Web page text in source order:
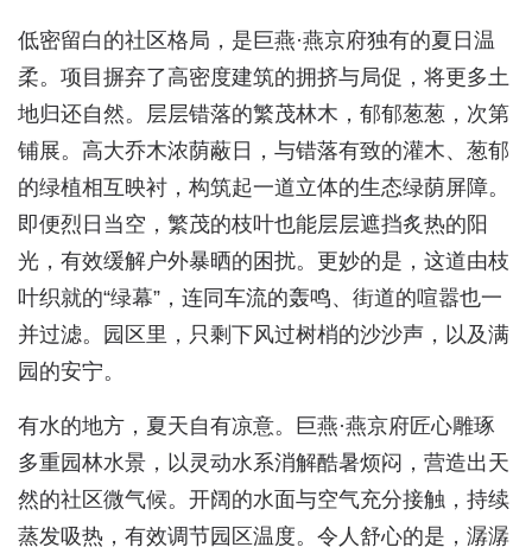
低密留白的社区格局，是巨燕·燕京府独有的夏日温
柔。项目摒弃了高密度建筑的拥挤与局促，将更多土
地归还自然。层层错落的繁茂林木，郁郁葱葱，次第
铺展。高大乔木浓荫蔽日，与错落有致的灌木、葱郁
的绿植相互映衬，构筑起一道立体的生态绿荫屏障。
即便烈日当空，繁茂的枝叶也能层层遮挡炙热的阳
光，有效缓解户外暴晒的困扰。更妙的是，这道由枝
叶织就的“绿幕”，连同车流的轰鸣、街道的喧嚣也一
并过滤。园区里，只剩下风过树梢的沙沙声，以及满
园的安宁。
有水的地方，夏天自有凉意。巨燕·燕京府匠心雕琢
多重园林水景，以灵动水系消解酷暑烦闷，营造出天
然的社区微气候。开阔的水面与空气充分接触，持续
蒸发吸热，有效调节园区温度。令人舒心的是，潺潺